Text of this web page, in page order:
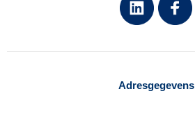
Adresgegevens